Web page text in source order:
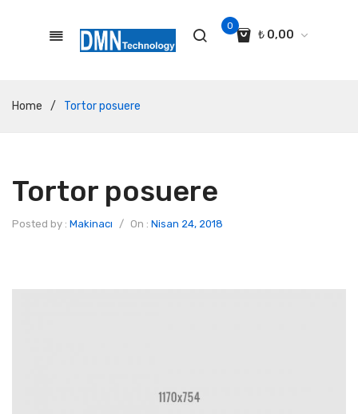
0
₺ 0,00
Home
/ Tortor posuere
Tortor posuere
Posted by : Makinacı / On : Nisan 24, 2018